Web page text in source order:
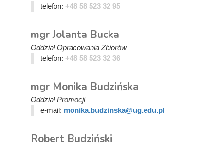
telefon: +48 58 523 32 95
mgr Jolanta Bucka
Oddział Opracowania Zbiorów
telefon: +48 58 523 32 36
mgr Monika Budzińska
Oddział Promocji
e-mail: monika.budzinska@ug.edu.pl
Robert Budziński